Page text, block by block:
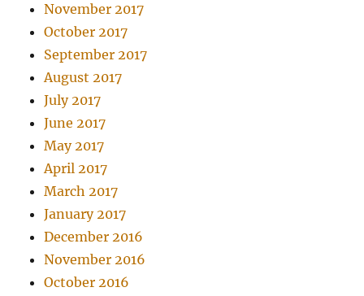
November 2017
October 2017
September 2017
August 2017
July 2017
June 2017
May 2017
April 2017
March 2017
January 2017
December 2016
November 2016
October 2016